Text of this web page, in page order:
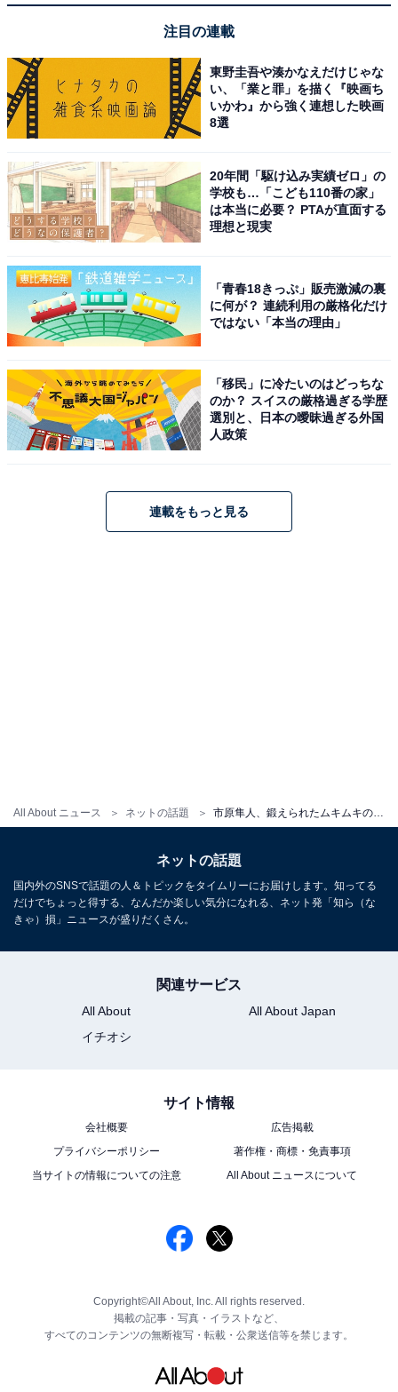
All About ニュース ネットの話題
注目の連載
東野圭吾や湊かなえだけじゃな
い、「業と罪」を描く『映画ち
いかわ』から強く連想した映画
8選
20年間「駆け込み実績ゼロ」の
学校も…「こども110番の家」
は本当に必要？ PTAが直面する
理想と現実
「青春18きっぷ」販売激減の裏
に何が？ 連続利用の厳格化だけ
ではない「本当の理由」
「移民」に冷たいのはどっちな
のか？ スイスの厳格過ぎる学歴
選別と、日本の曖昧過ぎる外国
人政策
連載をもっと見る
ネットの話題
国内外のSNSで話題の人＆トピックをタイムリーにお届けします。知ってる
だけでちょっと得する、なんだか楽しい気分になれる、ネット発「知ら（な
きゃ）損」ニュースが盛りだくさん。
関連サービス
All About
All About Japan
イチオシ
サイト情報
会社概要
広告掲載
プライバシーポリシー
著作権・商標・免責事項
当サイトの情報についての注意
All About ニュースについて
Copyright©All About, Inc. All rights reserved.
掲載の記事・写真・イラストなど、
すべてのコンテンツの無断複写・転載・公衆送信等を禁じます。